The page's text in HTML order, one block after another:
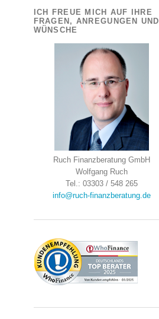
ICH FREUE MICH AUF IHRE
FRAGEN, ANREGUNGEN UND
WÜNSCHE
Ruch Finanzberatung GmbH
Wolfgang Ruch
Tel.: 03303 / 548 265
info@ruch-finanzberatung.de